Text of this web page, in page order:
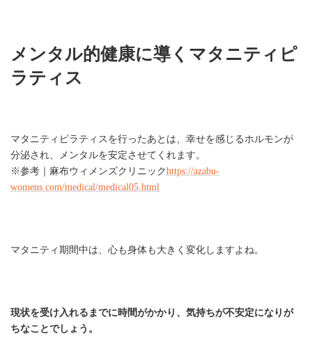
メンタル的健康に導くマタニティピ
ラティス
マタニティピラティスを行ったあとは、幸せを感じるホルモンが
分泌され、メンタルを安定させてくれます。
※参考｜麻布ウィメンズクリニックhttps://azabu-
womens.com/medical/medical05.html
マタニティ期間中は、心も身体も大きく変化しますよね。
現状を受け入れるまでに時間がかかり、気持ちが不安定になりが
ちなことでしょう。